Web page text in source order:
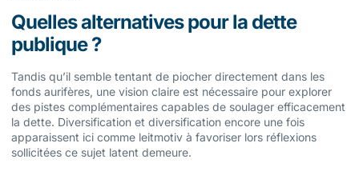
Quelles alternatives pour la dette
publique ?
Tandis qu’il semble tentant de piocher directement dans les
fonds aurifères, une vision claire est nécessaire pour explorer
des pistes complémentaires capables de soulager efficacement
la dette. Diversification et diversification encore une fois
apparaissent ici comme leitmotiv à favoriser lors réflexions
sollicitées ce sujet latent demeure.